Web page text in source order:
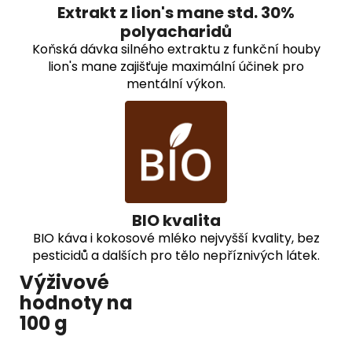
Extrakt z lion's mane std. 30%
polyacharidů
Koňská dávka silného extraktu z funkční houby
lion's mane zajišťuje maximální účinek pro
mentální výkon.
BIO kvalita
BIO káva i kokosové mléko nejvyšší kvality, bez
pesticidů a dalších pro tělo nepříznivých látek.
Výživové
hodnoty na
100 g